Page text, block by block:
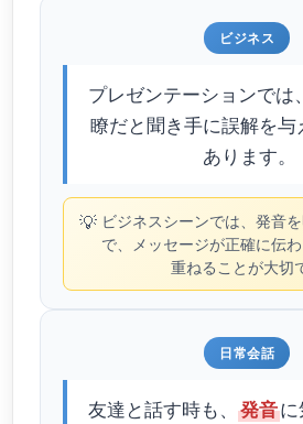
ビジネス
プレゼンテーションでは、
瞭だと聞き手に誤解を
あります。
💡 ビジネスシーンでは、発音
で、メッセージが正確に伝
重ねることが大切
日常会話
友達と話す時も、 発音に